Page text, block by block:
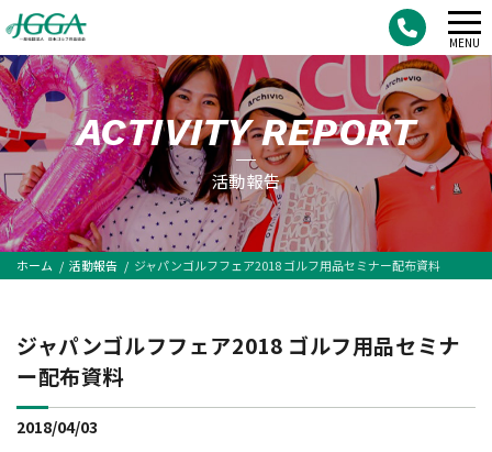
ACTIVITY REPORT
活動報告
ホーム 活動報告 ジャパンゴルフフェア2018 ゴルフ用品セミナー配布資料
ジャパンゴルフフェア2018 ゴルフ用品セミナ
ー配布資料
2018/04/03
メ
ニ
ュ
ー
MENU